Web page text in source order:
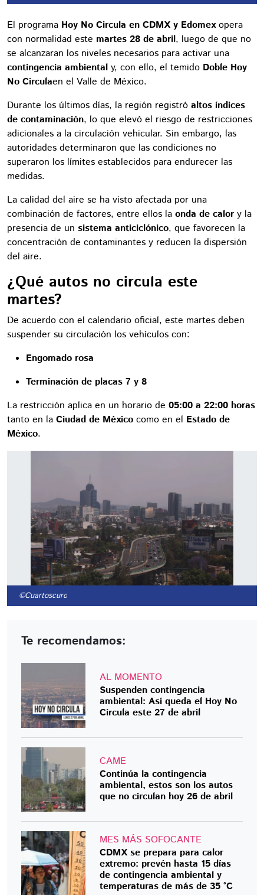
El programa Hoy No Circula en CDMX y Edomexopera
con normalidad este martes 28 de abril, luego de que no
se alcanzaran los niveles necesarios para activar una
contingencia ambiental y, con ello, el temido Doble Hoy
No Circulaen el Valle de México.
Durante los últimos días, la región registró altos índices
de contaminación, lo que elevó el riesgo de restricciones
adicionales a la circulación vehicular. Sin embargo, las
autoridades determinaron que las condiciones no
superaron los límites establecidos para endurecer las
medidas.
La calidad del aire se ha visto afectada por una
combinación de factores, entre ellos la onda de calor y la
presencia de un sistema anticiclónico, que favorecen la
concentración de contaminantes y reducen la dispersión
del aire.
¿Qué autos no circula este
martes?
De acuerdo con el calendario oficial, este martes deben
suspender su circulación los vehículos con:
Engomado rosa
Terminación de placas 7 y 8
La restricción aplica en un horario de 05:00 a 22:00 horas
tanto en la Ciudad de México como en el Estado de
México.
©Cuartoscuro
Te recomendamos:
AL MOMENTO
Suspenden contingencia
ambiental: Así queda el Hoy No
Circula este 27 de abril
CAME
Continúa la contingencia
ambiental, estos son los autos
que no circulan hoy 26 de abril
MES MÁS SOFOCANTE
CDMX se prepara para calor
extremo: prevén hasta 15 días
de contingencia ambiental y
temperaturas de más de 35 °C